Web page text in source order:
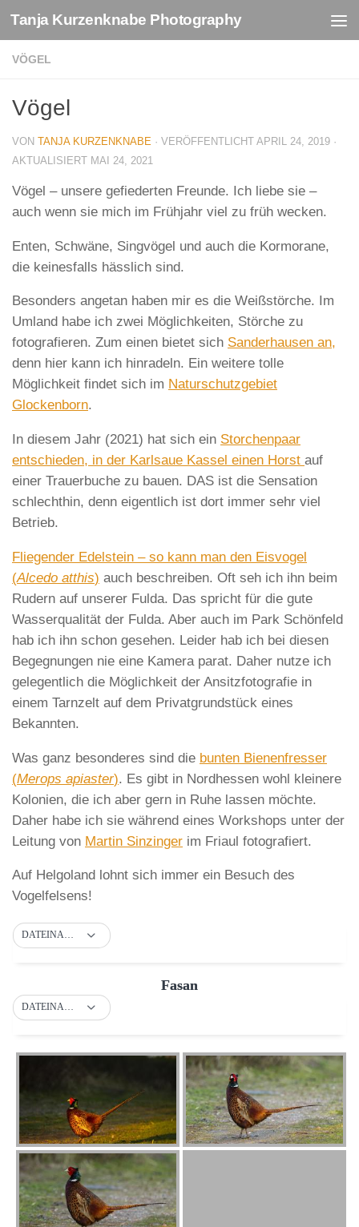
Zum Inhalt springen
Tanja Kurzenknabe Photography
VÖGEL
Vögel
VON TANJA KURZENKNABE · VERÖFFENTLICHT APRIL 24, 2019 ·
AKTUALISIERT MAI 24, 2021
Vögel – unsere gefiederten Freunde. Ich liebe sie –
auch wenn sie mich im Frühjahr viel zu früh wecken.
Enten, Schwäne, Singvögel und auch die Kormorane,
die keinesfalls hässlich sind.
Besonders angetan haben mir es die Weißstörche. Im
Umland habe ich zwei Möglichkeiten, Störche zu
fotografieren. Zum einen bietet sich Sanderhausen an,
denn hier kann ich hinradeln. Ein weitere tolle
Möglichkeit findet sich im Naturschutzgebiet
Glockenborn.
In diesem Jahr (2021) hat sich ein Storchenpaar
entschieden, in der Karlsaue Kassel einen Horst auf
einer Trauerbuche zu bauen. DAS ist die Sensation
schlechthin, denn eigentlich ist dort immer sehr viel
Betrieb.
Fliegender Edelstein – so kann man den Eisvogel
(Alcedo atthis) auch beschreiben. Oft seh ich ihn beim
Rudern auf unserer Fulda. Das spricht für die gute
Wasserqualität der Fulda. Aber auch im Park Schönfeld
hab ich ihn schon gesehen. Leider hab ich bei diesen
Begegnungen nie eine Kamera parat. Daher nutze ich
gelegentlich die Möglichkeit der Ansitzfotografie in
einem Tarnzelt auf dem Privatgrundstück eines
Bekannten.
Was ganz besonderes sind die bunten Bienenfresser
(Merops apiaster). Es gibt in Nordhessen wohl kleinere
Kolonien, die ich aber gern in Ruhe lassen möchte.
Daher habe ich sie während eines Workshops unter der
Leitung von Martin Sinzinger im Friaul fotografiert.
Auf Helgoland lohnt sich immer ein Besuch des
Vogelfelsens!
DATEINAME
Fasan
DATEINAME